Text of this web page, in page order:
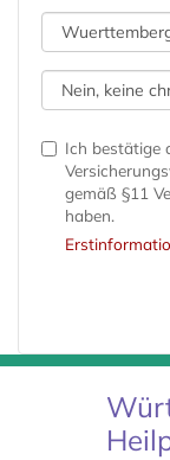
Ich bestätige
gemäß §11
haben.